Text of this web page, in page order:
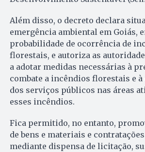
Além disso, o decreto declara
emergência ambiental em Goiás,
probabilidade de ocorrência de
florestais, e autoriza as
a adotar medidas necessárias à
combate a incêndios florestais e à
dos serviços públicos nas áreas
esses incêndios.
Fica permitido, no entanto,
de bens e materiais e
mediante dispensa de licitação,